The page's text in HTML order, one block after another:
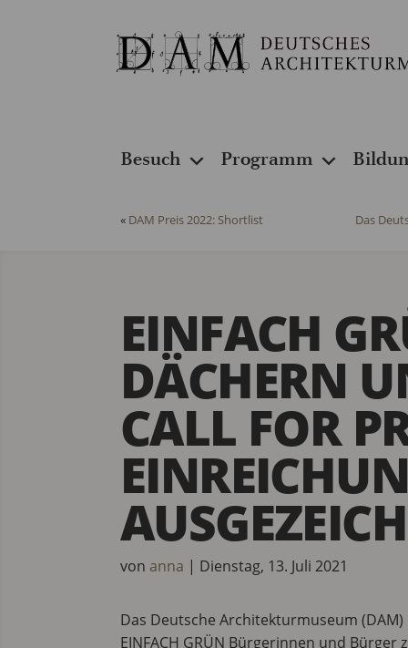
Besuch Programm
« DAM Preis 2022: Shortlist Das
EINFACH
DÄCHERN
CALL FOR
von anna | Dienstag, 13. Juli 2021
Das Deutsche Architekturmuseum
EINFACH GRÜN Bürgerinnen und